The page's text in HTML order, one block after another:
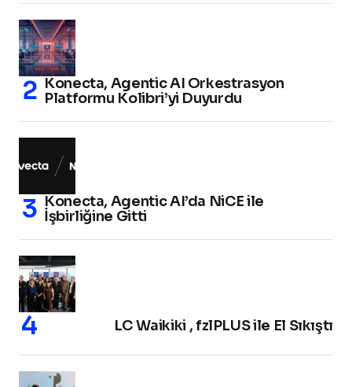
Konecta, Agentic AI Orkestrasyon
Platformu Kolibri’yi Duyurdu
Konecta, Agentic AI’da NiCE ile
İşbirliğine Gitti
LC Waikiki , fzlPLUS ile El Sıkıştı